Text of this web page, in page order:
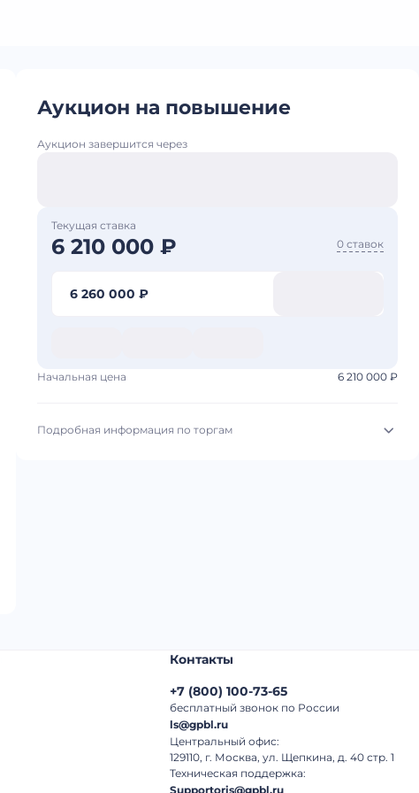
Аукцион на повышение
Аукцион завершится через
Текущая ставка
6 210 000 ₽ 0 ставок
6 260 000 ₽
Начальная цена 6 210 000 ₽
Подробная информация по торгам
-
Нижегородская Область
Контакты
+7 (800) 100-73-65
бесплатный звонок по России
ls@gpbl.ru
Центральный офис:
129110, г. Москва, ул. Щепкина, д. 40 стр. 1
Техническая поддержка:
Supportoris@gpbl.ru